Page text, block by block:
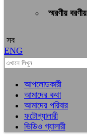
স্মরণীয় বরণীয়
সব
ENG
আপলোডকারী
আমাদের কথা
আমাদের পরিবার
ফটোগ্যালারী
ভিডিও গ্যালারী